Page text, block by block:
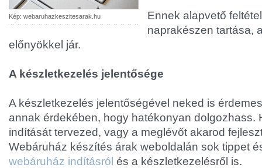
Kép: webaruhazkeszitesarak.hu
Ennek alapvető
naprakészen tartása,
előnyökkel jár.
A készletkezelés jelentősége
A készletkezelés jelentőségével neked is
annak érdekében, hogy hatékonyan dolgozhass.
indítását tervezed, vagy a meglévőt akarod
Webáruház készítés árak weboldalán sok tippet
webáruház indításról és a készletkezelésről is.